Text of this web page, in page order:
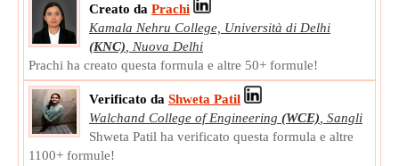
Creato da Prachi
Kamala Nehru College, Università di Delhi
(KNC)
Nuova Delhi
Prachi ha creato questa formula e altre 50+ formule!
Verificato da Shweta Patil
Walchand College of Engineering (WCE) Sangli
Shweta Patil ha verificato questa formula e altre
1100+ formule!